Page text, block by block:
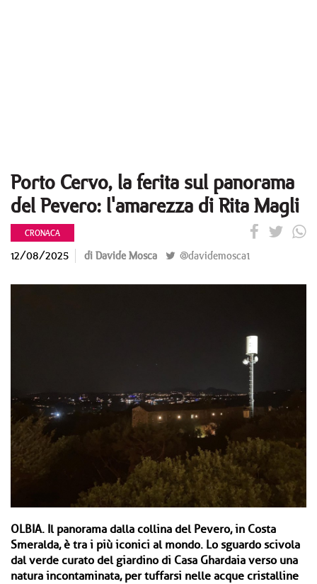
Porto Cervo, la ferita sul panorama
del Pevero: l'amarezza di Rita Magli
CRONACA
12/08/2025 di Davide Mosca @davidemosca1
OLBIA. Il panorama dalla collina del Pevero, in Costa
Smeralda, è tra i più iconici al mondo. Lo sguardo scivola
dal verde curato del giardino di Casa Ghardaia verso una
natura incontaminata, per tuffarsi nelle acque cristalline